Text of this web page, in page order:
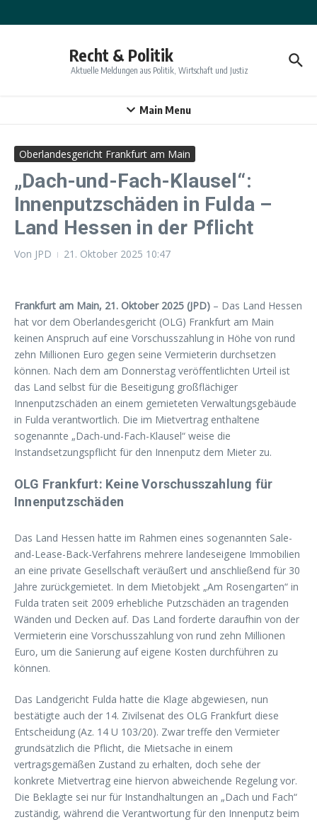
Recht & Politik
Aktuelle Meldungen aus Politik, Wirtschaft und Justiz
Main Menu
Oberlandesgericht Frankfurt am Main
„Dach-und-Fach-Klausel“:
Innenputzschäden in Fulda –
Land Hessen in der Pflicht
Von JPD 21. Oktober 2025 10:47
Frankfurt am Main, 21. Oktober 2025 (JPD) – Das Land Hessen
hat vor dem Oberlandesgericht (OLG) Frankfurt am Main
keinen Anspruch auf eine Vorschusszahlung in Höhe von rund
zehn Millionen Euro gegen seine Vermieterin durchsetzen
können. Nach dem am Donnerstag veröffentlichten Urteil ist
das Land selbst für die Beseitigung großflächiger
Innenputzschäden an einem gemieteten Verwaltungsgebäude
in Fulda verantwortlich. Die im Mietvertrag enthaltene
sogenannte „Dach-und-Fach-Klausel“ weise die
Instandsetzungspflicht für den Innenputz dem Mieter zu.
OLG Frankfurt: Keine Vorschusszahlung für
Innenputzschäden
Das Land Hessen hatte im Rahmen eines sogenannten Sale-
and-Lease-Back-Verfahrens mehrere landeseigene Immobilien
an eine private Gesellschaft veräußert und anschließend für 30
Jahre zurückgemietet. In dem Mietobjekt „Am Rosengarten“ in
Fulda traten seit 2009 erhebliche Putzschäden an tragenden
Wänden und Decken auf. Das Land forderte daraufhin von der
Vermieterin eine Vorschusszahlung von rund zehn Millionen
Euro, um die Sanierung auf eigene Kosten durchführen zu
können.
Das Landgericht Fulda hatte die Klage abgewiesen, nun
bestätigte auch der 14. Zivilsenat des OLG Frankfurt diese
Entscheidung (Az. 14 U 103/20). Zwar treffe den Vermieter
grundsätzlich die Pflicht, die Mietsache in einem
vertragsgemäßen Zustand zu erhalten, doch sehe der
konkrete Mietvertrag eine hiervon abweichende Regelung vor.
Die Beklagte sei nur für Instandhaltungen an „Dach und Fach“
zuständig, während die Verantwortung für den Innenputz beim